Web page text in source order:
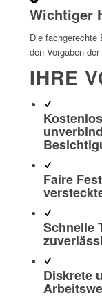
Wichtiger
Die fachgerechte
den Vorgaben
IHRE
Faire
Schnelle
Diskrete